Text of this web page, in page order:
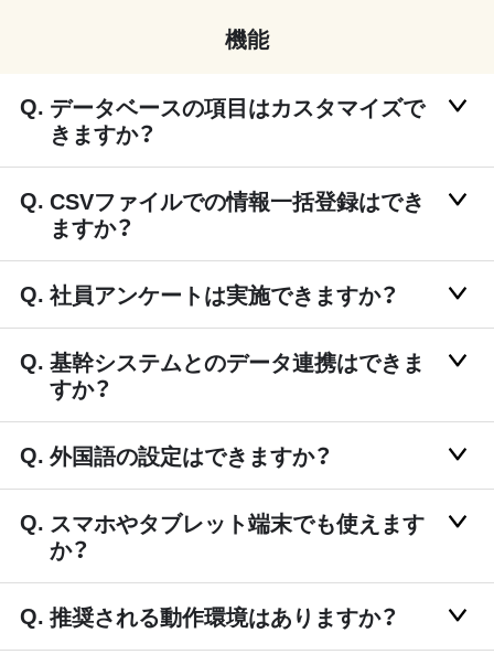
機能
データベースの項目はカスタマイズで
きますか？
CSVファイルでの情報一括登録はでき
ますか？
社員アンケートは実施できますか？
基幹システムとのデータ連携はできま
すか？
外国語の設定はできますか？
スマホやタブレット端末でも使えます
か？
推奨される動作環境はありますか？